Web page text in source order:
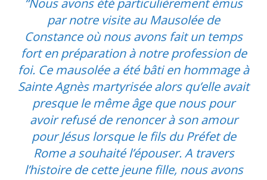
“Nous avons été particulièrement émus
par notre visite au Mausolée de
Constance où nous avons fait un temps
fort en préparation à notre profession de
foi. Ce mausolée a été bâti en hommage à
Sainte Agnès martyrisée alors qu’elle avait
presque le même âge que nous pour
avoir refusé de renoncer à son amour
pour Jésus lorsque le fils du Préfet de
Rome a souhaité l’épouser. A travers
l’histoire de cette jeune fille, nous avons